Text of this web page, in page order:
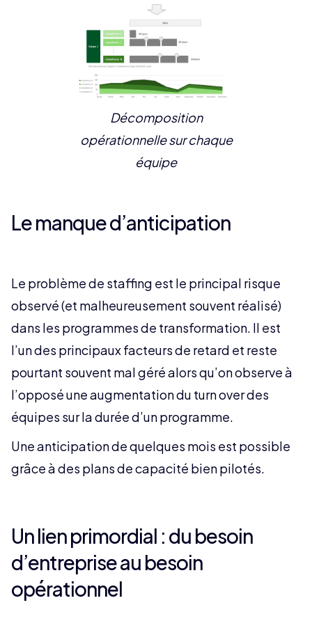
Décomposition
opérationnelle sur chaque
équipe
Le manque d’anticipation
Le problème de staffing est le principal risque
observé (et malheureusement souvent réalisé)
dans les programmes de transformation. Il est
l’un des principaux facteurs de retard et reste
pourtant souvent mal géré alors qu’on observe à
l’opposé une augmentation du turn over des
équipes sur la durée d’un programme.
Une anticipation de quelques mois est possible
grâce à des plans de capacité bien pilotés.
Un lien primordial : du besoin
d’entreprise au besoin
opérationnel